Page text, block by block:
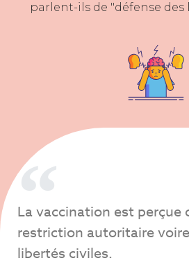
parlent-ils de "défense des
La vaccination est perçue
restriction autoritaire
libertés civiles.